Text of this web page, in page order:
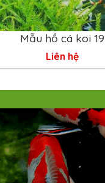
Mẫu hồ cá koi 19
Liên hệ